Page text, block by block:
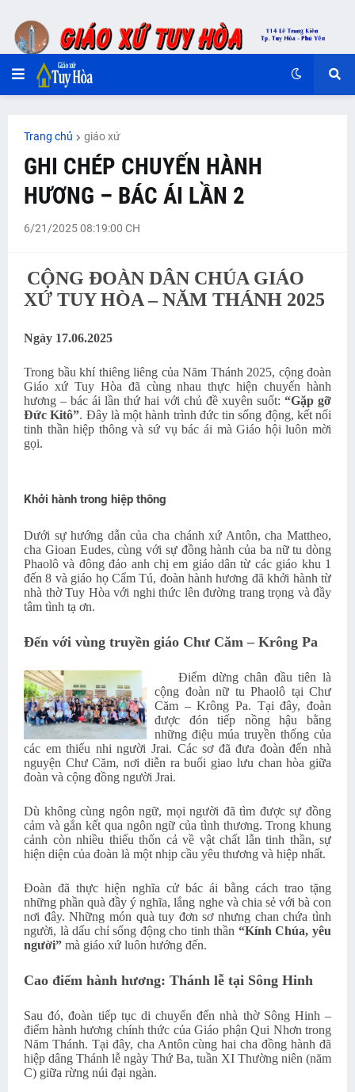
Trang chủ giáo xứ
GHI CHÉP CHUYẾN HÀNH
HƯƠNG – BÁC ÁI LẦN 2
6/21/2025 08:19:00 CH
CỘNG ĐOÀN DÂN CHÚA GIÁO
XỨ TUY HÒA – NĂM THÁNH 2025
Ngày 17.06.2025
Trong bầu khí thiêng liêng của Năm Thánh 2025, cộng đoàn
Giáo xứ Tuy Hòa đã cùng nhau thực hiện chuyến hành
hương – bác ái lần thứ hai với chủ đề xuyên suốt: “Gặp gỡ
Đức Kitô”. Đây là một hành trình đức tin sống động, kết nối
tinh thần hiệp thông và sứ vụ bác ái mà Giáo hội luôn mời
gọi.
Khởi hành trong hiệp thông
Dưới sự hướng dẫn của cha chánh xứ Antôn, cha Mattheo,
cha Gioan Eudes, cùng với sự đồng hành của ba nữ tu dòng
Phaolô và đông đảo anh chị em giáo dân từ các giáo khu 1
đến 8 và giáo họ Cẩm Tú, đoàn hành hương đã khởi hành từ
nhà thờ Tuy Hòa với nghi thức lên đường trang trọng và đầy
tâm tình tạ ơn.
Đến với vùng truyền giáo Chư Căm – Krông Pa
Điểm dừng chân đầu tiên là
cộng đoàn nữ tu Phaolô tại Chư
Căm – Krông Pa. Tại đây, đoàn
được đón tiếp nồng hậu bằng
những điệu múa truyền thống của
các em thiếu nhi người Jrai. Các sơ đã đưa đoàn đến nhà
nguyện Chư Căm, nơi diễn ra buổi giao lưu chan hòa giữa
đoàn và cộng đồng người Jrai.
Dù không cùng ngôn ngữ, mọi người đã tìm được sự đồng
cảm và gắn kết qua ngôn ngữ của tình thương. Trong khung
cảnh còn nhiều thiếu thốn cả về vật chất lẫn tinh thần, sự
hiện diện của đoàn là một nhịp cầu yêu thương và hiệp nhất.
Đoàn đã thực hiện nghĩa cử bác ái bằng cách trao tặng
những phần quà đầy ý nghĩa, lắng nghe và chia sẻ với bà con
nơi đây. Những món quà tuy đơn sơ nhưng chan chứa tình
người, là dấu chỉ sống động cho tinh thần “Kính Chúa, yêu
người” mà giáo xứ luôn hướng đến.
Cao điểm hành hương: Thánh lễ tại Sông Hinh
Sau đó, đoàn tiếp tục di chuyển đến nhà thờ Sông Hinh –
điểm hành hương chính thức của Giáo phận Qui Nhơn trong
Năm Thánh. Tại đây, cha Antôn cùng hai cha đồng hành đã
hiệp dâng Thánh lễ ngày Thứ Ba, tuần XI Thường niên (năm
C) giữa rừng núi đại ngàn.